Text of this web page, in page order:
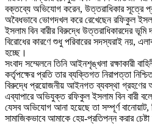
বক্তব্যে অভিযোগ করেন, উত্তরাধিকার সূত্রে
অবৈধভাবে ভোগদখল করে রেখেছেন রফিকুল
ইসলাম বিন বারীর বিরুদ্ধে উত্তরাধিকারদের
বিরোধের কারণে শুধু পরিবারের সদস্যরাই নয়,
হচ্ছে।
‎সংবাদ সম্মেলনে তিনি আইনশৃঙ্খলা রক্ষাকারী
কর্তৃপক্ষের প্রতি তার ব্যক্তিগত নিরাপত্তা
বিরুদ্ধে প্রয়োজনীয় আইনগত ব্যবস্থা গ্রহণের
‎এব্যাপারে অভিযুক্ত রফিকুল ইসলাম বিন বারী
যেসব অভিযোগ আনা হয়েছে তা সম্পূর্ণ বানোয়াট,
সামাজিকভাবে আমাকে হেয়-প্রতিপন্ন করার